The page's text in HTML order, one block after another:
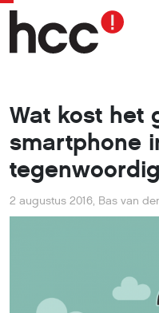
Wat kost het
smartphone
2 augustus 2016, Bas van